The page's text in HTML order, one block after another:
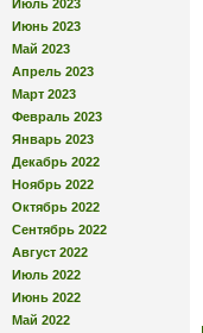
Июль 2023
Июнь 2023
Май 2023
Апрель 2023
Март 2023
Февраль 2023
Январь 2023
Декабрь 2022
Ноябрь 2022
Октябрь 2022
Сентябрь 2022
Август 2022
Июль 2022
Июнь 2022
Май 2022